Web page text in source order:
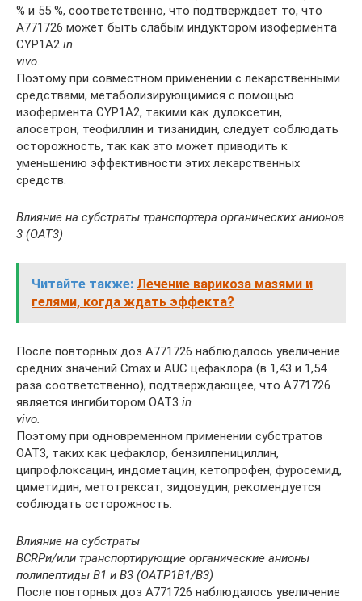
% и 55 %, соответственно, что подтверждает то, что
А771726 может быть слабым индуктором изофермента
CYP1A2 in
vivo.
Поэтому при совместном применении с лекарственными
средствами, метаболизирующимися с помощью
изофермента CYP1A2, такими как дулоксетин,
алосетрон, теофиллин и тизанидин, следует соблюдать
осторожность, так как это может приводить к
уменьшению эффективности этих лекарственных
средств.
Влияние на субстраты транспортера органических анионов
3 (ОАТ3)
Читайте также: Лечение варикоза мазями и
гелями, когда ждать эффекта?
После повторных доз А771726 наблюдалось увеличение
средних значений Сmах и AUC цефаклора (в 1,43 и 1,54
раза соответственно), подтверждающее, что А771726
является ингибитором ОАТ3 in
vivo.
Поэтому при одновременном применении субстратов
ОАТ3, таких как цефаклор, бензилпенициллин,
ципрофлоксацин, индометацин, кетопрофен, фуросемид,
циметидин, метотрексат, зидовудин, рекомендуется
соблюдать осторожность.
Влияние на субстраты
BCRPи/или транспортирующие органические анионы
полипептиды В1 и В3 (ОАТР1В1/В3)
После повторных доз А771726 наблюдалось увеличение